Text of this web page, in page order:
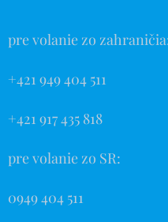
pre volanie zo
+421 949 404 511
+421 917 435 818
pre volanie zo SR:
0949 404 511